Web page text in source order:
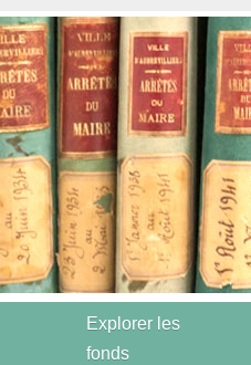
Explorer les
fonds